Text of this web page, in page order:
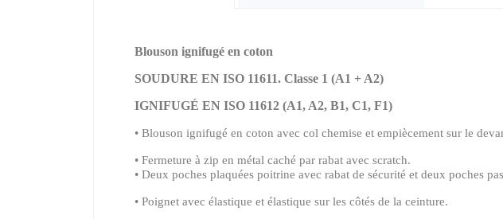
Blouson ignifugé en coton
SOUDURE EN ISO 11611. Classe 1 (A1 + A2)
IGNIFUGÉ EN ISO 11612 (A1, A2, B1, C1, F1)
• Blouson ignifugé en coton avec col chemise et empiècement sur le
• Fermeture à zip en métal caché par rabat avec scratch.
• Deux poches plaquées poitrine avec rabat de sécurité et deux poches
• Poignet avec élastique et élastique sur les côtés de la ceinture.